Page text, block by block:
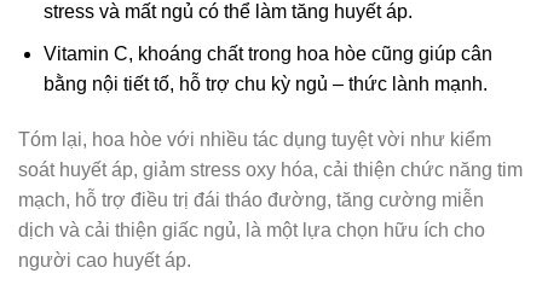
stress và mất ngủ có thể làm tăng huyết áp.
Vitamin C, khoáng chất trong hoa hòe cũng giúp cân
bằng nội tiết tố, hỗ trợ chu kỳ ngủ – thức lành mạnh.
Tóm lại, hoa hòe với nhiều tác dụng tuyệt vời như kiểm
soát huyết áp, giảm stress oxy hóa, cải thiện chức năng tim
mạch, hỗ trợ điều trị đái tháo đường, tăng cường miễn
dịch và cải thiện giấc ngủ, là một lựa chọn hữu ích cho
người cao huyết áp.